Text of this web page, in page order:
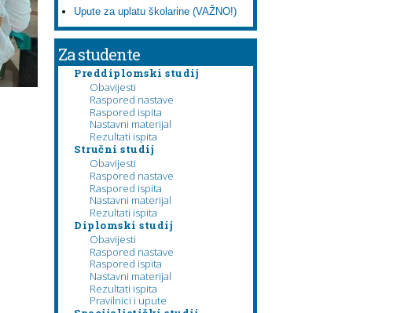
Upute za uplatu školarine (VAŽNO!)
Za studente
Preddiplomski studij
Obavijesti
Raspored nastave
Raspored ispita
Nastavni materijal
Rezultati ispita
Stručni studij
Obavijesti
Raspored nastave
Raspored ispita
Nastavni materijal
Rezultati ispita
Diplomski studij
Obavijesti
Raspored nastave
Raspored ispita
Nastavni materijal
Rezultati ispita
Pravilnici i upute